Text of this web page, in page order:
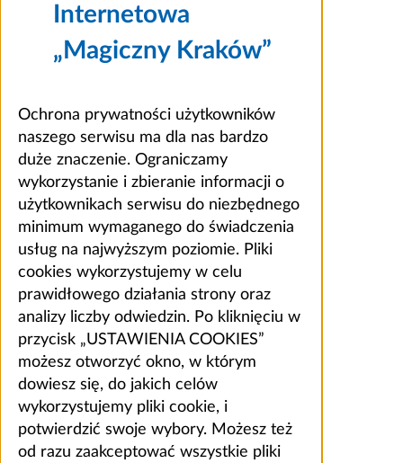
Internetowa
„Magiczny Kraków”
Ochrona prywatności użytkowników
naszego serwisu ma dla nas bardzo
duże znaczenie. Ograniczamy
wykorzystanie i zbieranie informacji o
użytkownikach serwisu do niezbędnego
minimum wymaganego do świadczenia
usług na najwyższym poziomie. Pliki
cookies wykorzystujemy w celu
prawidłowego działania strony oraz
analizy liczby odwiedzin. Po kliknięciu w
przycisk „USTAWIENIA COOKIES”
możesz otworzyć okno, w którym
dowiesz się, do jakich celów
wykorzystujemy pliki cookie, i
potwierdzić swoje wybory. Możesz też
od razu zaakceptować wszystkie pliki